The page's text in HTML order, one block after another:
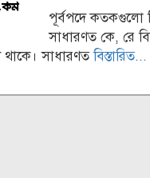
পূর্বপদে কতকগুলো
সাধারণত কে, রে
থাকে। সাধারণতবিস্তারিত...